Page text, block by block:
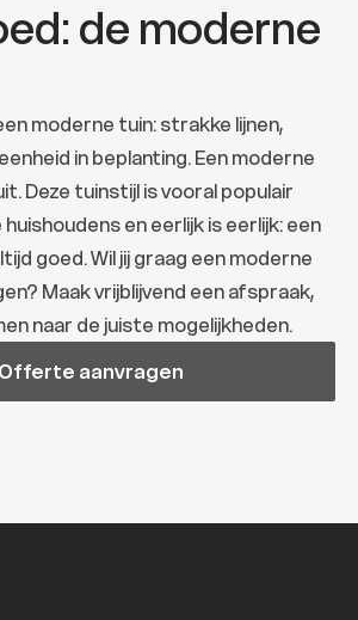
de moderne
moderne tuin: strakke lijnen,
in beplanting. Een moderne
Deze tuinstijl is vooral populair
en eerlijk is eerlijk: een
goed. Wil jij graag een moderne
Maak vrijblijvend een afspraak,
naar de juiste mogelijkheden.
Offerte aanvragen
aanvragen